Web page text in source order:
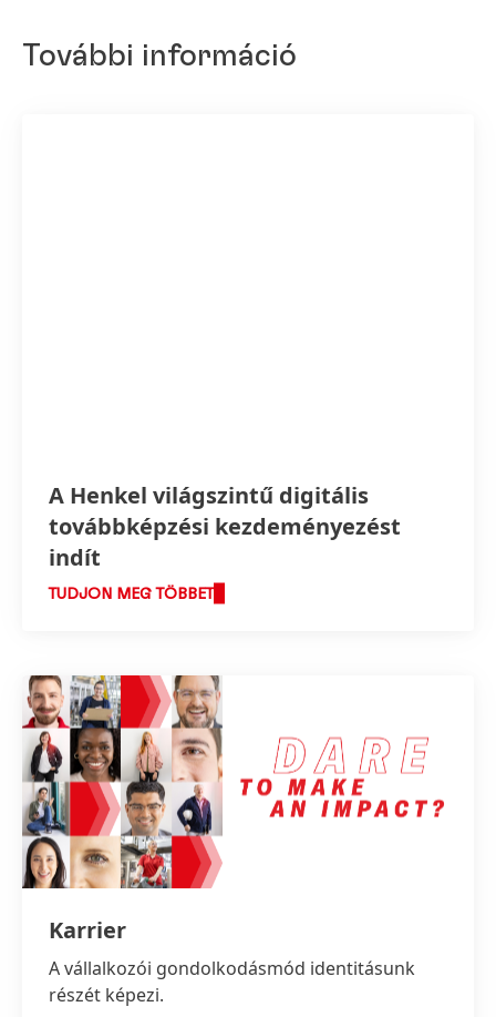
További információ
A Henkel világszintű digitális
továbbképzési kezdeményezést
indít
TUDJON MEG TÖBBET
Karrier
A vállalkozói gondolkodásmód identitásunk
részét képezi.